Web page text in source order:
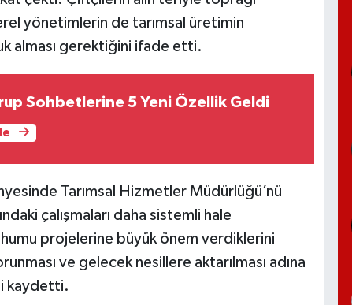
yönetimlerin de tarımsal üretimin
alması gerektiğini ifade etti.
Sohbetlerine 5 Yeni Özellik Geldi
Tarımsal Hizmetler Müdürlüğü’nü
çalışmaları daha sistemli hale
projelerine büyük önem verdiklerini
ve gelecek nesillere aktarılması adına
kaydetti.